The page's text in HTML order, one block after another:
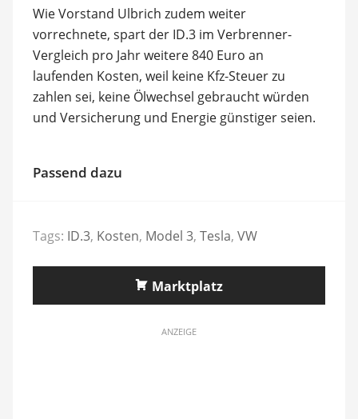
Wie Vorstand Ulbrich zudem weiter
vorrechnete, spart der ID.3 im Verbrenner-
Vergleich pro Jahr weitere 840 Euro an
laufenden Kosten, weil keine Kfz-Steuer zu
zahlen sei, keine Ölwechsel gebraucht würden
und Versicherung und Energie günstiger seien.
Passend dazu
Tags: ID.3, Kosten, Model 3, Tesla, VW
Marktplatz
ANZEIGE